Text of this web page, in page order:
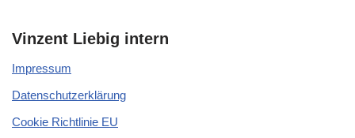
Vinzent Liebig intern
Impressum
Datenschutzerklärung
Cookie Richtlinie EU